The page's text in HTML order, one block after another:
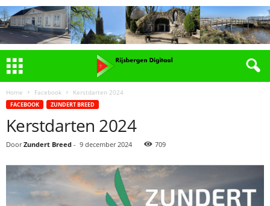
Home Facebook Kerstdarten 2024
FACEBOOK ZUNDERT BREED
Kerstdarten 2024
Door Zundert Breed - 9 december 2024 709